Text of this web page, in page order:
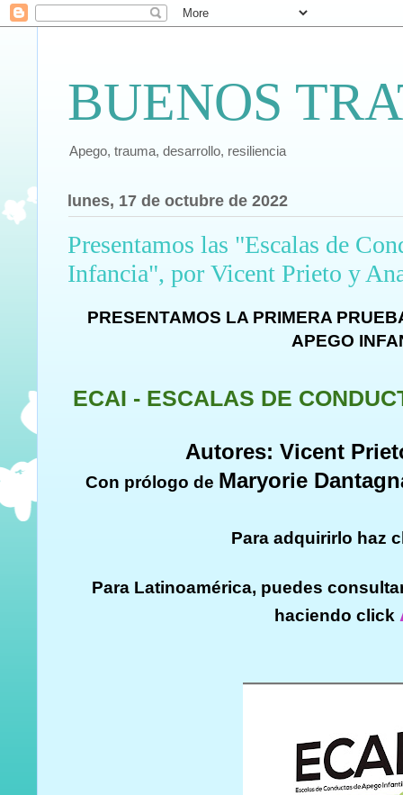
BUENOS
Apego, trauma, desarrollo, resiliencia
lunes, 17 de octubre de 2022
Presentamos las "Escalas de
Infancia", por Vicent Prieto y
PRESENTAMOS LA PRIMERA
APEGO
ECAI - ESCALAS DE
Autores: Vicent
Con prólogo de Maryorie
Para adquirirlo haz
Para Latinoamérica, puedes
haciendo click